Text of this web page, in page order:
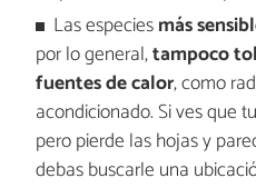
Las especiesmás
por lo general,tampoco
fuentes de calor, como
acondicionado. Si ves que
pero pierde las hojas y
debas buscarle una